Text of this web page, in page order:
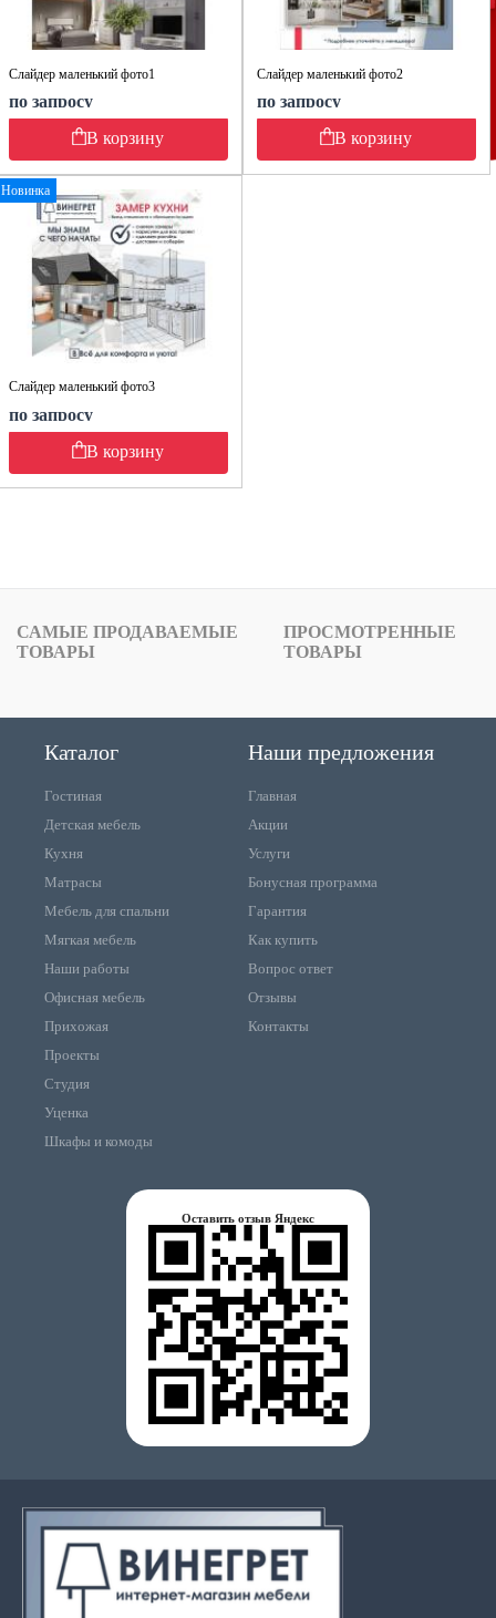
Слайдер маленький фото1
по запросу
В корзину
Слайдер маленький фото2
по запросу
В корзину
Новинка
Слайдер маленький фото3
по запросу
В корзину
САМЫЕ ПРОДАВАЕМЫЕ
ТОВАРЫ
ПРОСМОТРЕННЫЕ
ТОВАРЫ
Каталог
Гостиная
Детская мебель
Кухня
Матрасы
Мебель для спальни
Мягкая мебель
Наши работы
Офисная мебель
Прихожая
Проекты
Студия
Уценка
Шкафы и комоды
Наши предложения
Главная
Акции
Услуги
Бонусная программа
Гарантия
Как купить
Вопрос ответ
Отзывы
Контакты
Оставить отзыв Яндекс